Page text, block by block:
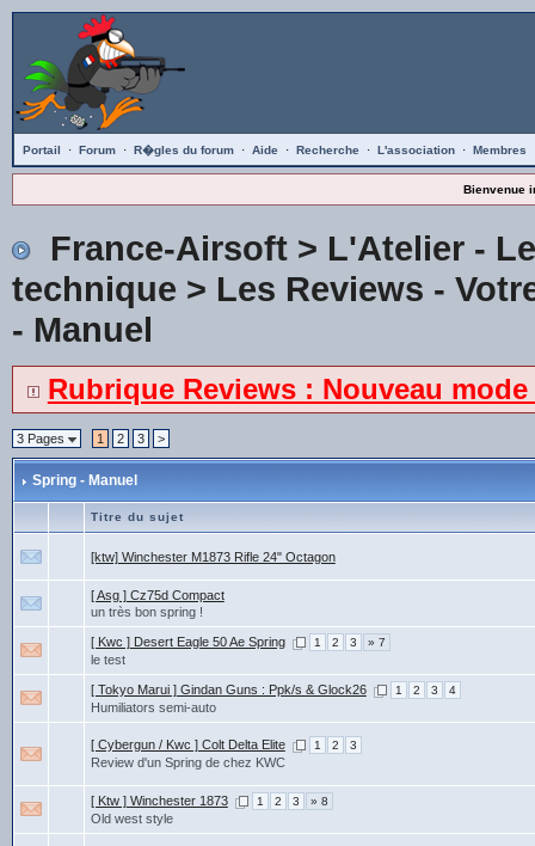
Portail · Forum · R�gles du forum · Aide · Recherche · L'association · Membres
Bienvenue
France-Airsoft> L'Atelier -
technique > Les Reviews -
- Manuel
Rubrique Reviews : Nouveau
3 Pages 1 2 3 >
Spring - Manuel
Titre du sujet
[ktw] Winchester M1873 Rifle 24" Octagon
[ Asg ] Cz75d Compact
un très bon spring !
[ Kwc ] Desert Eagle 50 Ae Spring 1 2 3 » 7
le test
[ Tokyo Marui ] Gindan Guns : Ppk/s & Glock26 1 2 3 4
Humiliators semi-auto
[ Cybergun / Kwc ] Colt Delta Elite 1 2 3
Review d'un Spring de chez KWC
[ Ktw ] Winchester 1873 1 2 3 » 8
Old west style